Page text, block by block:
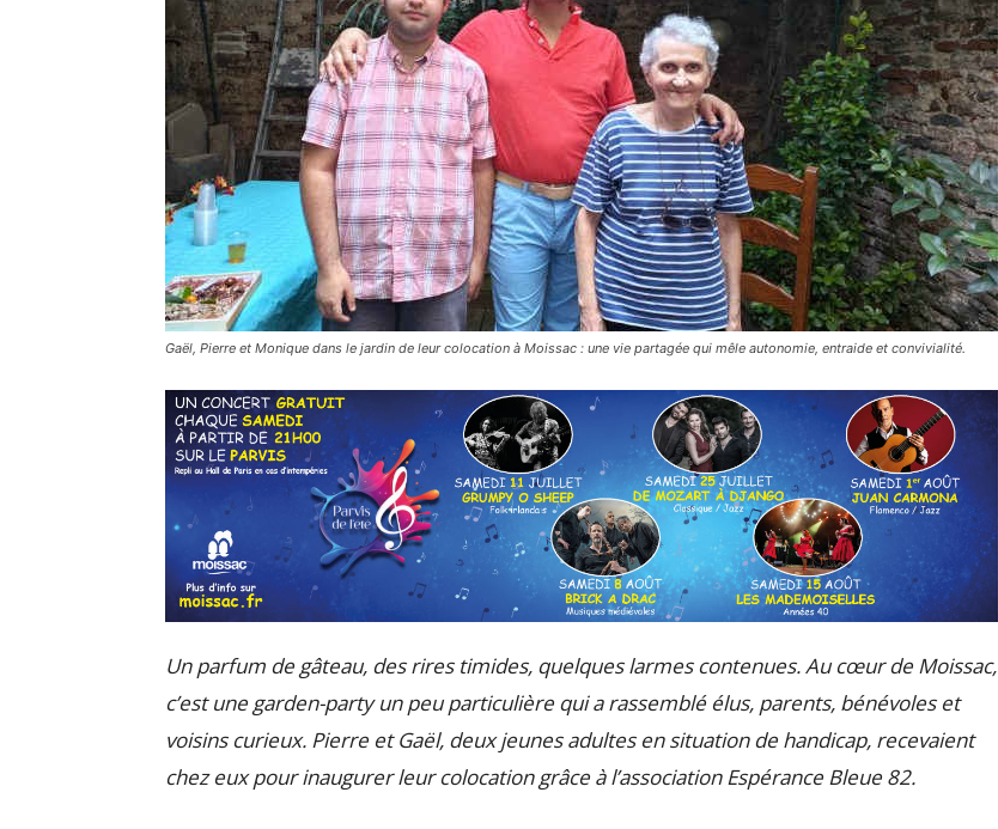
Gaël, Pierre et Monique dans le jardin de leur colocation à Moissac : une vie partagée qui mêle autonomie, entraide et convivialité.
Un parfum de gâteau, des rires timides, quelques larmes contenues. Au cœur de Moissac,
c’est une garden-party un peu particulière qui a rassemblé élus, parents, bénévoles et
voisins curieux. Pierre et Gaël, deux jeunes adultes en situation de handicap, recevaient
chez eux pour inaugurer leur colocation grâce à l’association Espérance Bleue 82.